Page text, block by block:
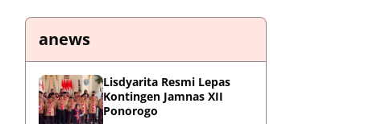
anews
Lisdyarita Resmi Lepas
Kontingen Jamnas XII
Ponorogo